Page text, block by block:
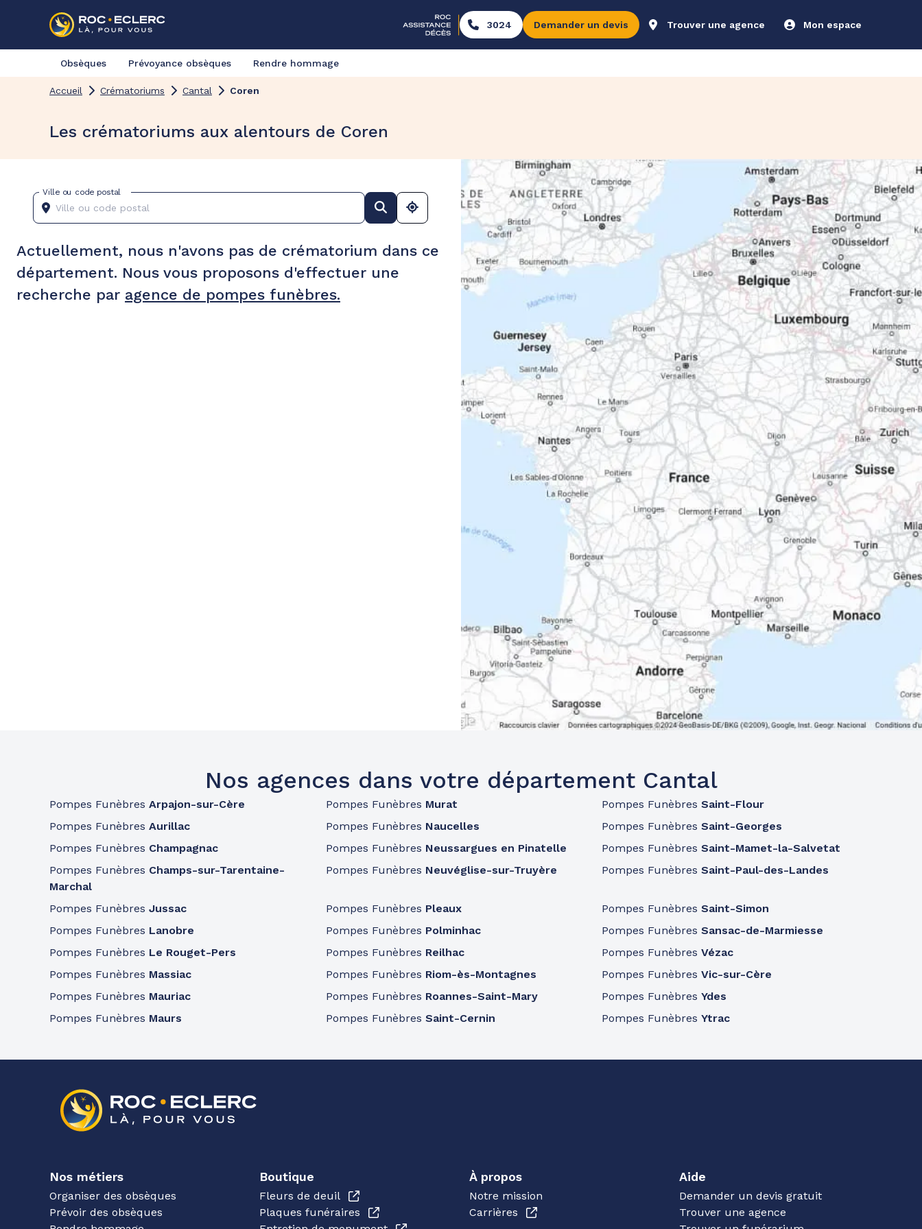
3024 Demander un devis Trouver une agence Mon espace
Obsèques Prévoyance obsèques Rendre hommage
Accueil Crématoriums Cantal Coren
Les crématoriums aux alentours de Coren
Ville ou code postal
Actuellement, nous n'avons pas de crématorium dans ce
département. Nous vous proposons d'effectuer une
recherche par agence de pompes funèbres.
Nos agences dans votre département Cantal
Pompes Funèbres Arpajon-sur-Cère
Pompes Funèbres Aurillac
Pompes Funèbres Champagnac
Pompes Funèbres Champs-sur-Tarentaine-
Marchal
Pompes Funèbres Jussac
Pompes Funèbres Lanobre
Pompes Funèbres Le Rouget-Pers
Pompes Funèbres Massiac
Pompes Funèbres Mauriac
Pompes Funèbres Maurs
Pompes Funèbres Murat
Pompes Funèbres Naucelles
Pompes Funèbres Neussargues en Pinatelle
Pompes Funèbres Neuvéglise-sur-Truyère
Pompes Funèbres Pleaux
Pompes Funèbres Polminhac
Pompes Funèbres Reilhac
Pompes Funèbres Riom-ès-Montagnes
Pompes Funèbres Roannes-Saint-Mary
Pompes Funèbres Saint-Cernin
Pompes FunèbresSaint-Flour
Pompes FunèbresSaint-Georges
Pompes FunèbresSaint-Mamet-la-Salvetat
Pompes FunèbresSaint-Paul-des-Landes
Pompes FunèbresSaint-Simon
Pompes FunèbresSansac-de-Marmiesse
Pompes FunèbresVézac
Pompes FunèbresVic-sur-Cère
Pompes FunèbresYdes
Pompes FunèbresYtrac
Nos métiers
Organiser des obsèques
Prévoir des obsèques
Boutique
Fleurs de deuil
Plaques funéraires
À propos
Notre mission
Carrières
Aide
Demander un devis gratuit
Trouver une agence